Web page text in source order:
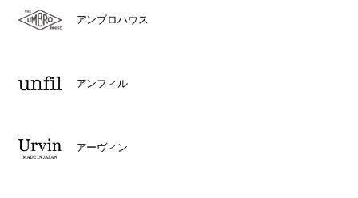
アンブロハウス
アンフィル
アーヴィン